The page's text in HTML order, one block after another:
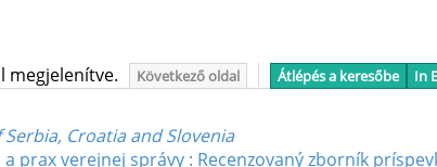
megjelenítve. Következő oldal Átlépés a keresőbe In
Croatia and Slovenia
a prax verejnej správy : Recenzovaný zborník